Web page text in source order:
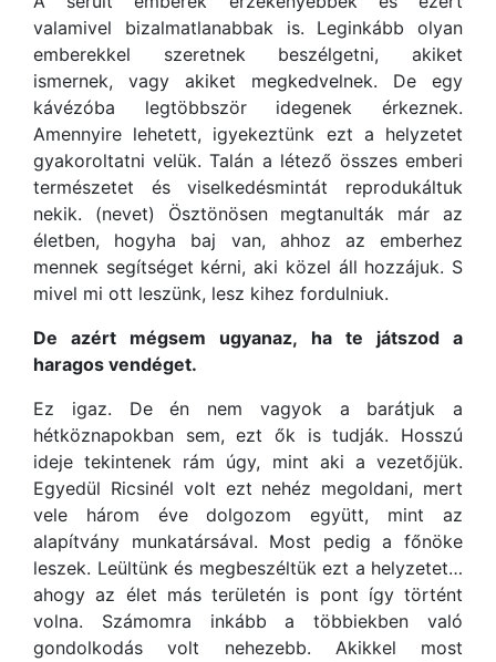
valamivel bizalmatlanabbak is. Leginkább olyan
emberekkel szeretnek beszélgetni, akiket
ismernek, vagy akiket megkedvelnek. De egy
kávézóba legtöbbször idegenek érkeznek.
Amennyire lehetett, igyekeztünk ezt a helyzetet
gyakoroltatni velük. Talán a létező összes emberi
természetet és viselkedésmintát reprodukáltuk
nekik. (nevet) Ösztönösen megtanulták már az
életben, hogyha baj van, ahhoz az emberhez
mennek segítséget kérni, aki közel áll hozzájuk. S
mivel mi ott leszünk, lesz kihez fordulniuk.
De azért mégsem ugyanaz, ha te játszod a
haragos vendéget.
Ez igaz. De én nem vagyok a barátjuk a
hétköznapokban sem, ezt ők is tudják. Hosszú
ideje tekintenek rám úgy, mint aki a vezetőjük.
Egyedül Ricsinél volt ezt nehéz megoldani, mert
vele három éve dolgozom együtt, mint az
alapítvány munkatársával. Most pedig a főnöke
leszek. Leültünk és megbeszéltük ezt a helyzetet…
ahogy az élet más területén is pont így történt
volna. Számomra inkább a többiekben való
gondolkodás volt nehezebb. Akikkel most